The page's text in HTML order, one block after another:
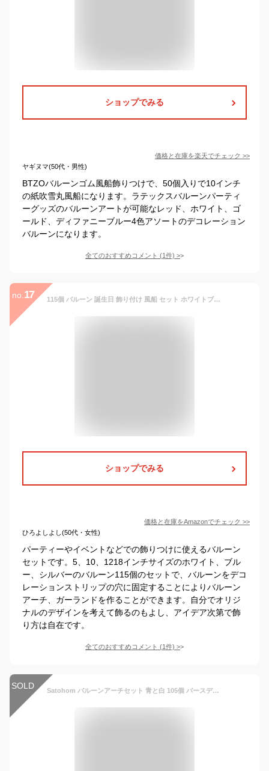
ショップでみる
価格と在庫を楽天でチェック >>
ヤギヌマ(50代・男性)
BTZOバルーンゴム風船飾りつけで、50個入りで10インチ
の紙吹雪丸風船になります。ラテックスバルーンパーティ
ーグッズのバルーンアートが可能なレッド、ホワイト、ゴ
ールド、ディファニーブルー4色アソートのデコレーション
バルーンになります。
全てのおすすめコメント (1件) >
no. 17 115個 バルーン 誕生日 飾り付け 風船 セット ホワイトブルーシルバーブルー紙吹雪ラテックスバルーン セット 人気 飾り 誕生日 半歳 100日祝い 結婚式 記念日 運動会 文化祭 卒業式 七五三 写真撮影背景 パーティー 装飾
ショップでみる
価格と在庫をAmazonでチェック >>
ひろよしよし(50代・女性)
パーティーやイベントなどでの飾りつけに使えるバルーン
セットです。5、10、1218インチサイズのホワイト、ブル
ー、シルバーのバルーン115個のセットで、バルーンをデコ
レーションストリップの穴に固定することによりバルーン
アーチ、ガーランドを作ることができます。自分でオリジ
ナルのデザインを考えて飾るのもよし、アイデア次第で飾
り方は自在です。
全てのおすすめコメント (1件) >
SOLD Satohom バルーンアーチセット 青と白 105個 バースデーバルーンアーチブル 飾り付けセット 開店式 結婚式 祝い風船 クリスマスパーティー バルーンブーケ 卒業卒園 パーティー ブライダルシャワーの 子供会 文化祭 風船 飾り付け